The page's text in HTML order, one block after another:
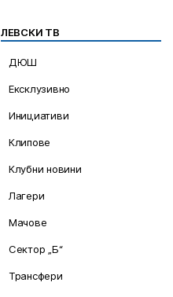
ЛЕВСКИ ТВ
ДЮШ
Ексклузивно
Инициативи
Клипове
Клубни новини
Лагери
Мачове
Сектор „Б“
Трансфери